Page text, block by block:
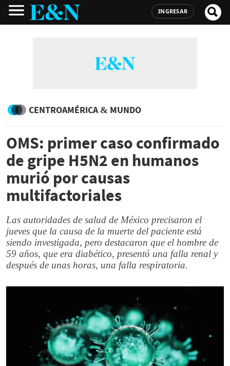
INGRESAR
CENTROAMÉRICA & MUNDO
OMS: primer caso confirmado
de gripe H5N2 en humanos
murió por causas
multifactoriales
Las autoridades de salud de México precisaron el
jueves que la causa de la muerte del paciente está
siendo investigada, pero destacaron que el hombre de
59 años, que era diabético, presentó una falla renal y
después de unas horas, una falla respiratoria.